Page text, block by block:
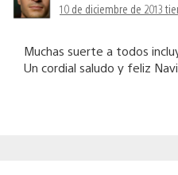
10 de diciembre de 2013
Muchas suerte a todos
Un cordial saludo y feliz